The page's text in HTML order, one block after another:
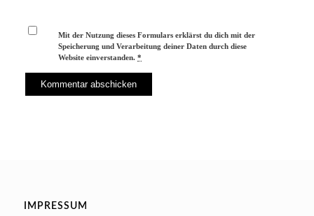
Mit der Nutzung dieses Formulars erklärst du dich mit der
Speicherung und Verarbeitung deiner Daten durch diese
Website einverstanden.*
IMPRESSUM